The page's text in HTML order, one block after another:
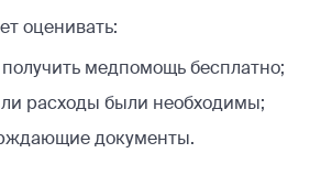
оценивать:
медпомощь бесплатно;
расходы были необходимы;
документы.